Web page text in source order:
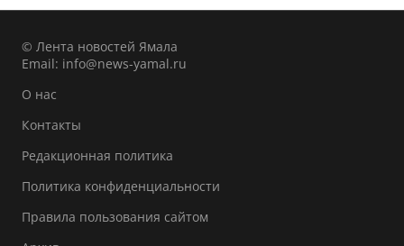
© Лента новостей Ямала
Email: info@news-yamal.ru
О нас
Контакты
Редакционная политика
Политика конфиденциальности
Правила пользования сайтом